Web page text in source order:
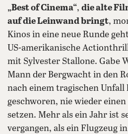
„Best of Cinema“, die alte
auf die Leinwand bringt,
Kinos in eine neue Runde
US-amerikanische
mit Sylvester Stallone. Gabe
Mann der Bergwacht in den
nach einem tragischen Unfall
geschworen, nie wieder
setzen. Mehr als ein Jahr ist
vergangen, als ein Flugzeug